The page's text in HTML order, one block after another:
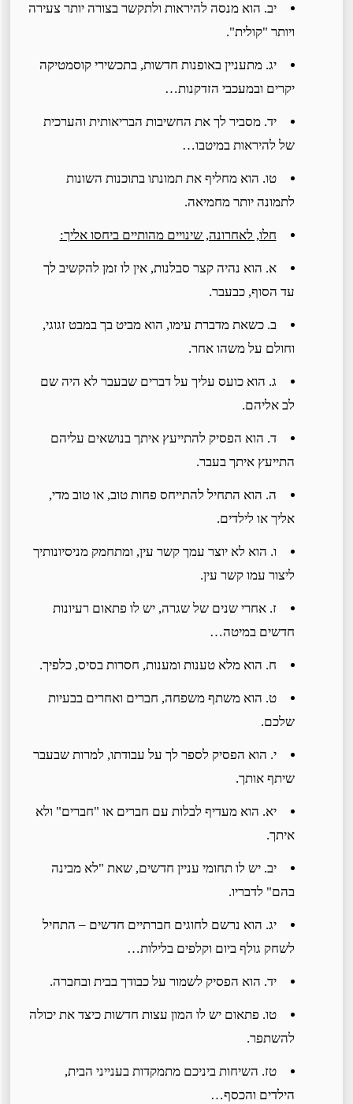
יב. הוא מנסה להיראות ולתקשר בצורה יותר צעירה
ויותר "קולית".
יג. מתעניין באופנות חדשות, בתכשירי קוסמטיקה
יקרים ובמעכבי הזדקנות…
יד. מסביר לך את החשיבות הבריאותית והערכית
של להיראות במיטבו…
טו. הוא מחליף את תמונתו בתוכנות השונות
לתמונה יותר מחמיאה.
חלו, לאחרונה, שינויים מהותיים ביחסו אליך:
א. הוא נהיה קצר סבלנות, אין לו זמן להקשיב לך
עד הסוף, כבעבר.
ב. כשאת מדברת עימו, הוא מביט בך במבט זגוגי,
וחולם על משהו אחר.
ג. הוא כועס עליך על דברים שבעבר לא היה שם
לב אליהם.
ד. הוא הפסיק להתייעץ איתך בנושאים עליהם
התייעץ איתך בעבר.
ה. הוא התחיל להתייחס פחות טוב, או טוב מדי,
אליך או לילדים.
ו. הוא לא יוצר עמך קשר עין, ומתחמק מניסיונותיך
ליצור עמו קשר עין.
ז. אחרי שנים של שגרה, יש לו פתאום רעיונות
חדשים במיטה…
ח. הוא מלא טענות ומענות, חסרות בסיס, כלפיך.
ט. הוא משתף משפחה, חברים ואחרים בבעיות
שלכם.
י. הוא הפסיק לספר לך על עבודתו, למרות שבעבר
שיתף אותך.
יא. הוא מעדיף לבלות עם חברים או "חברים" ולא
איתך.
יב. יש לו תחומי עניין חדשים, שאת "לא מבינה
בהם" לדבריו.
יג. הוא נרשם לחוגים חברתיים חדשים – התחיל
לשחק גולף ביום וקלפים בלילות…
יד. הוא הפסיק לשמור על כבודך בבית ובחברה.
טו. פתאום יש לו המון עצות חדשות כיצד את יכולה
להשתפר.
טז. השיחות ביניכם מתמקדות בענייני הבית,
הילדים והכסף…